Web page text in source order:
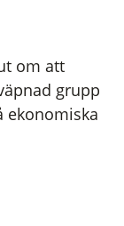
om att
grupp
ekonomiska